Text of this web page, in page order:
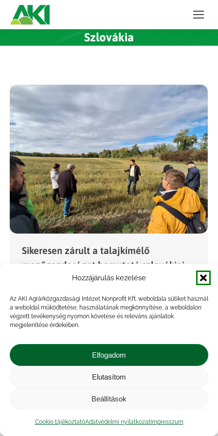
Hozzájárulás kezelése
Az AKI Agrárközgazdasági Intézet Nonprofit Kft. weboldala sütiket használ
a weboldal működtetése, használatának megkönnyítése, a weboldalon
végzett tevékenység nyomon követése és releváns ajánlatok
megjelenítése érdekében.
Elfogadom
Elutasítom
Beállítások
Cookie tájékoztatóAdatvédelmi nyilatkozatImpresszum
Szlovákia
Sikeresen zárult a talajkímélő
mezőgazdaságot bemutató szlovákiai
tanulmányút
Hírek,Rendezvény ByMarossyné Kemény Viktória
2025.10.13.
Nagy érdeklődés mellett zajlott október 7-én az
ITE, a szlovákiai Bioeconomy Cluster és a Soil-
X-Change projekt szervezésében megvalósult
szlovákiai tanulmányút, amely a talajkímélő és
regeneratív gazdálkodás legújabb gyakorlati